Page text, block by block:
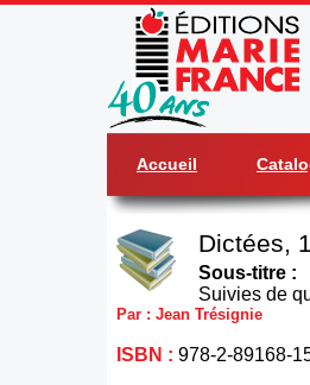
Accueil
Dictées,
Sous-titre :
Suivies de
Par : Jean Trésignie
ISBN : 978-2-89168-